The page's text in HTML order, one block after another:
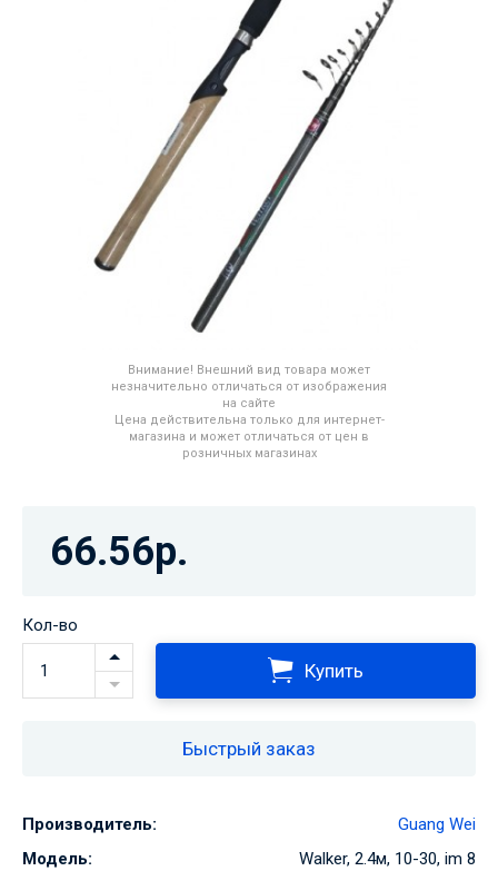
Внимание! Внешний вид товара может
незначительно отличаться от изображения
на сайте
Цена действительна только для интернет-
магазина и может отличаться от цен в
розничных магазинах
66.56р.
Кол-во
Купить
Быстрый заказ
Производитель:
Guang Wei
Модель:
Walker, 2.4м, 10-30, im 8